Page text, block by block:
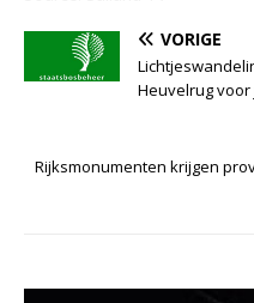
VORIGE
Heuvelrug
Rijksmonumenten krijgen